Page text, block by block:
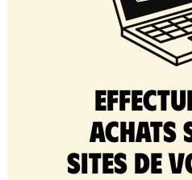
achats
sites de